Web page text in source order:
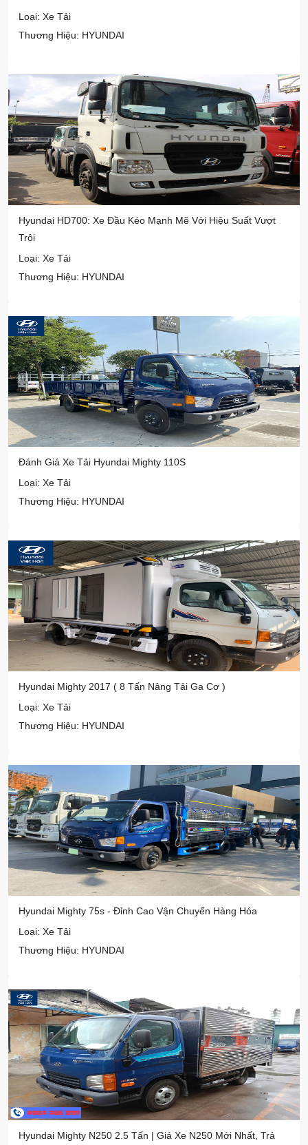
Loại: Xe Tải
Thương Hiệu: HYUNDAI
Hyundai HD700: Xe Đầu Kéo Mạnh Mẽ Với Hiệu Suất Vượt
Trội
Loại: Xe Tải
Thương Hiệu: HYUNDAI
Đánh Giá Xe Tải Hyundai Mighty 110S
Loại: Xe Tải
Thương Hiệu: HYUNDAI
Hyundai Mighty 2017 ( 8 Tấn Nâng Tải Ga Cơ )
Loại: Xe Tải
Thương Hiệu: HYUNDAI
Hyundai Mighty 75s - Đỉnh Cao Vận Chuyển Hàng Hóa
Loại: Xe Tải
Thương Hiệu: HYUNDAI
Hyundai Mighty N250 2.5 Tấn | Giá Xe N250 Mới Nhất, Trả